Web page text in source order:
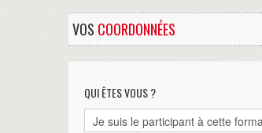
VOS COORDONNÉES
QUI ÊTES VOUS ?